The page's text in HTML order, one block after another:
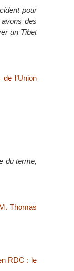
pour
des
un Tibet
l’Union
du terme,
Thomas
RDC : le